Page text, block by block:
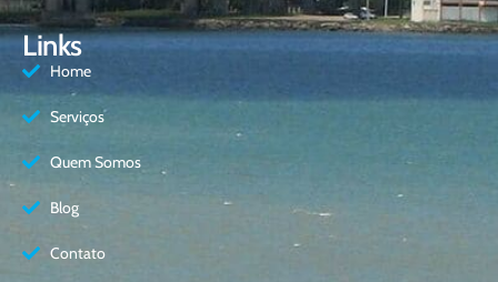
Links
Home
Serviços
Quem Somos
Blog
Contato